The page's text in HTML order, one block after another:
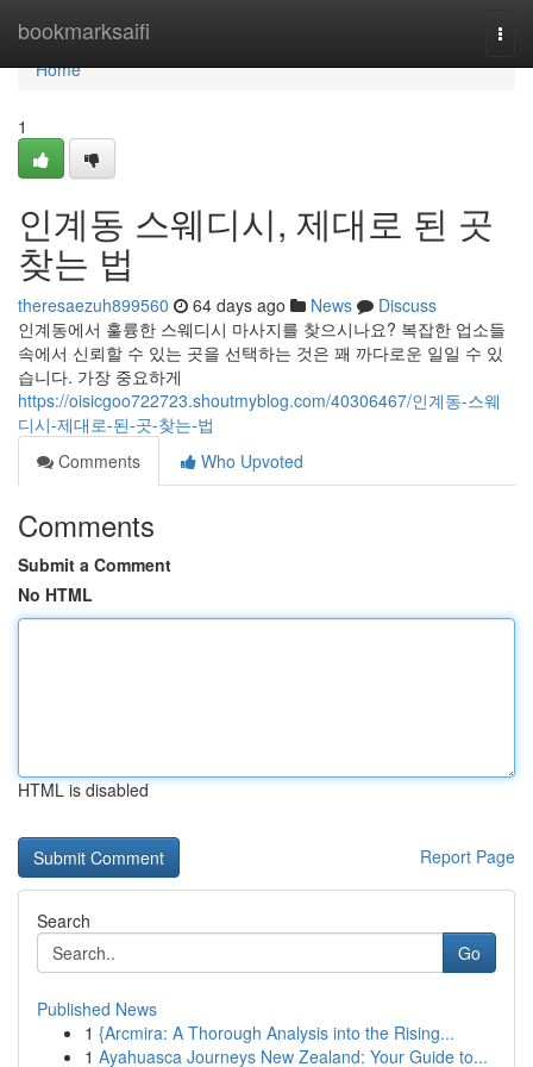
bookmarksaifi
Home
Home
1
인계동 스웨디시, 제대로 된 곳
찾는 법
theresaezuh899560 64 days ago News
Discuss
인계동에서 훌륭한 스웨디시 마사지를 찾으시나요? 복잡한 업소들
속에서 신뢰할 수 있는 곳을 선택하는 것은 꽤 까다로운 일일 수 있
습니다. 가장 중요하게
https://oisicgoo722723.shoutmyblog.com/40306467/인계동-스웨
디시-제대로-된-곳-찾는-법
Comments
Who Upvoted
Comments
Submit a Comment
No HTML
HTML is disabled
Report Page
Search
Go
Published News
1 {Arcmira: A Thorough Analysis into the Rising...
1 Ayahuasca Journeys New Zealand: Your Guide to...